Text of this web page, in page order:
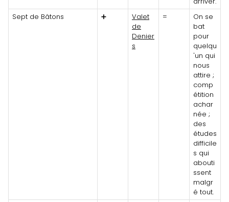
Sept de Bâtons
➕
Valet
de
Denier
s
=
On se
bat
pour
quelqu
'un qui
nous
attire ;
comp
étition
achar
née ;
des
études
difficile
s qui
abouti
ssent
malgr
é tout.